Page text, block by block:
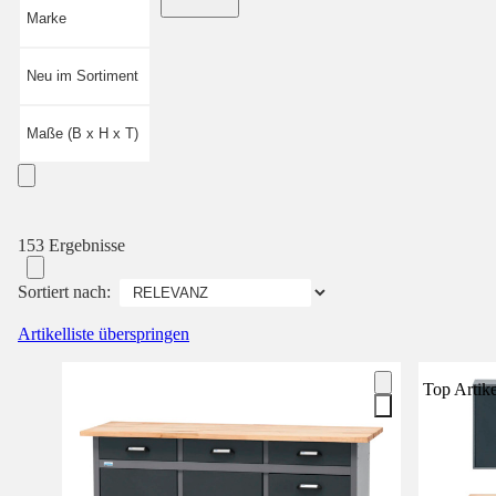
Marke
Neu im Sortiment
Maße (B x H x T)
153 Ergebnisse
Sortiert nach:
Artikelliste überspringen
Top